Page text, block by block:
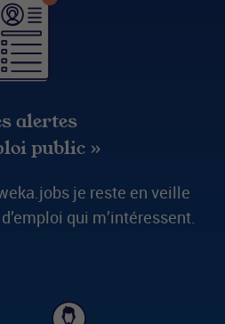
alertes
public »
je reste en veille
qui m’intéressent.